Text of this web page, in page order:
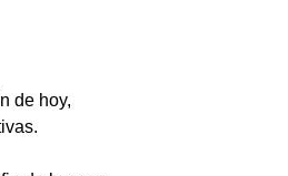
de hoy,